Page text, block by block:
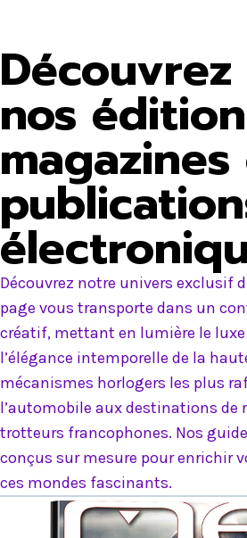
nos
Découvrez notre univers exclusif
page vous transporte dans un
créatif, mettant en lumière le luxe
l’élégance intemporelle de la
mécanismes horlogers les plus
l’automobile aux destinations de
trotteurs francophones. Nos
conçus sur mesure pour enrichir
ces mondes fascinants.